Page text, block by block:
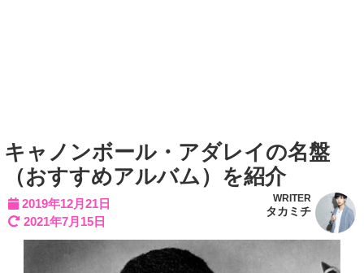
キャノンボール・アダレイの名盤
（おすすめアルバム）を紹介
2019年12月21日
2021年7月15日
WRITER
タカミチ